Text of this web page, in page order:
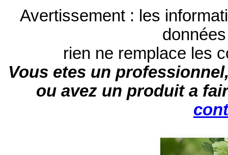
Avertissement : les
rien ne remplace les
Vous etes un
ou avez un produit a